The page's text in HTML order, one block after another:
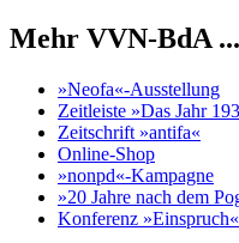
Mehr VVN-BdA ...
»Neofa«-Ausstellung
Zeitleiste »Das Jahr
Zeitschrift »antifa«
Online-Shop
»nonpd«-Kampagne
»20 Jahre nach dem
Konferenz »Einspruch«